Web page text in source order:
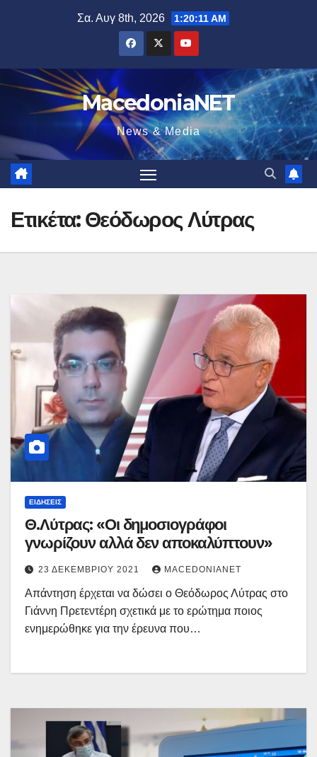
Σα. Αυγ 8th, 2026 1:20:12 AM
MacedoniaNET
News & Media
Ετικέτα:Θεόδωρος Λύτρας
ΕΙΔΉΣΕΙΣ
Θ.Λύτρας: «Οι δημοσιογράφοι
γνωρίζουν αλλά δεν αποκαλύπτουν»
23 ΔΕΚΕΜΒΡΊΟΥ 2021 MACEDONIANET
Απάντηση έρχεται να δώσει ο Θεόδωρος Λύτρας στο
Γιάννη Πρετεντέρη σχετικά με το ερώτημα ποιος
ενημερώθηκε για την έρευνα που…